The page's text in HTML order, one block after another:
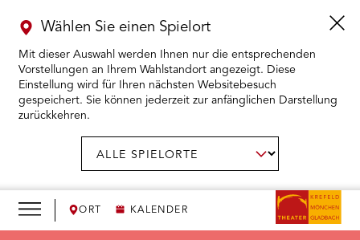
ORT KALENDER
Wählen Sie einen Spielort
Mit dieser Auswahl werden Ihnen nur die entsprechenden
Vorstellungen an Ihrem Wahlstandort angezeigt. Diese
Einstellung wird für Ihren nächsten Websitebesuch
gespeichert. Sie können jederzeit zur anfänglichen Darstellung
zurückkehren.
KARTENKAUF ÖFFNEN
WIR ÖFFNEN